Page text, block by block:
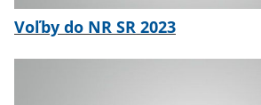
Voľby do NR SR 2023